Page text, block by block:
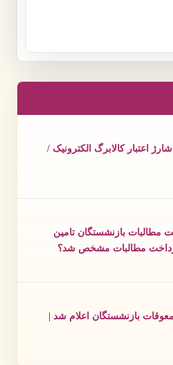
اعتبار کالابرگ الکترونیک /
مطالبات بازنشستگان تامین
مطالبات مشخص شد؟
بازنشستگان اعلام شد |